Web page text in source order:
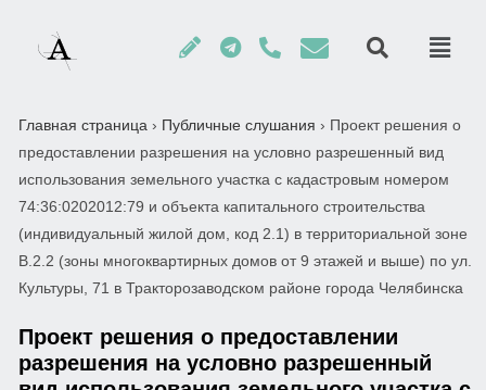
Главная страница › Публичные слушания › Проект решения о
предоставлении разрешения на условно разрешенный вид
использования земельного участка с кадастровым номером
74:36:0202012:79 и объекта капитального строительства
(индивидуальный жилой дом, код 2.1) в территориальной зоне
В.2.2 (зоны многоквартирных домов от 9 этажей и выше) по ул.
Культуры, 71 в Тракторозаводском районе города Челябинска
Проект решения о предоставлении
разрешения на условно разрешенный